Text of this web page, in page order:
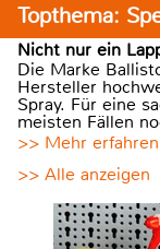
Topthema:
Nicht nur ein
Die Marke
Hersteller
Spray. Für eine
meisten Fällen
>> Mehr erfahren
>> Alle anzeigen